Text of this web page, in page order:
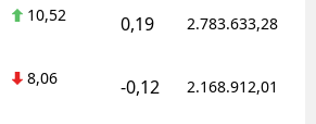
10,52 0,19 2.783.633,28
8,06 -0,12 2.168.912,01